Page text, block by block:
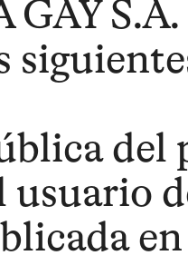
GAY S.A.
del
usuario